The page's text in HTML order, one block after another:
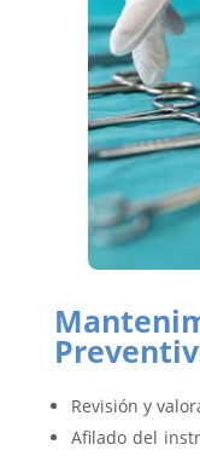
Revisión y
Afilado del